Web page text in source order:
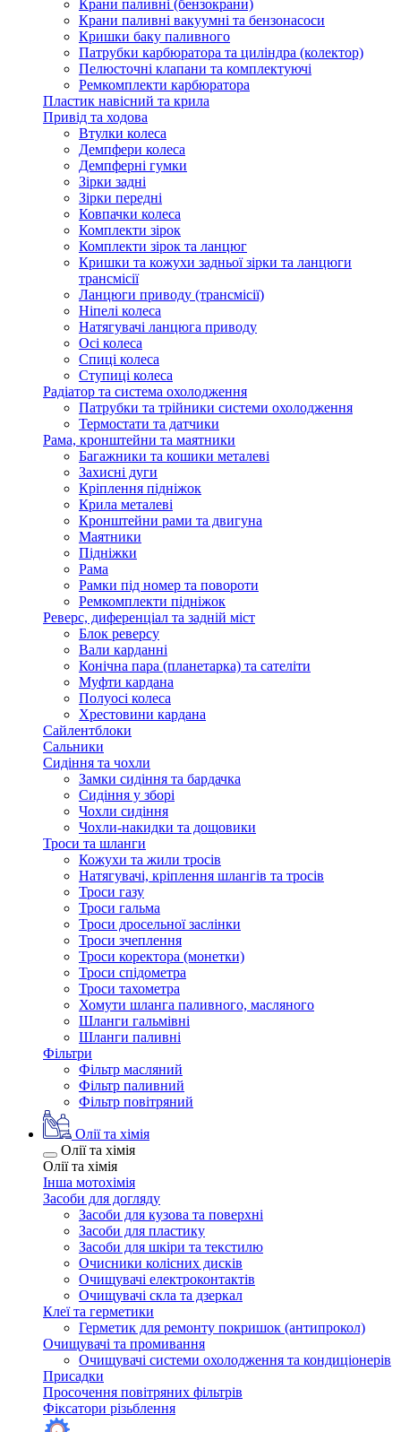
Крани паливні (бензокрани)
Крани паливні вакуумні та бензонасоси
Кришки баку паливного
Патрубки карбюратора та циліндра (колектор)
Пелюсточні клапани та комплектуючі
Ремкомплекти карбюратора
Пластик навісний та крила
Привід та ходова
Втулки колеса
Демпфери колеса
Демпферні гумки
Зірки задні
Зірки передні
Ковпачки колеса
Комплекти зірок
Комплекти зірок та ланцюг
Кришки та кожухи задньої зірки та ланцюги
трансмісії
Ланцюги приводу (трансмісії)
Ніпелі колеса
Натягувачі ланцюга приводу
Осі колеса
Спиці колеса
Ступиці колеса
Радіатор та система охолодження
Патрубки та трійники системи охолодження
Термостати та датчики
Рама, кронштейни та маятники
Багажники та кошики металеві
Захисні дуги
Кріплення підніжок
Крила металеві
Кронштейни рами та двигуна
Маятники
Підніжки
Рама
Рамки під номер та повороти
Ремкомплекти підніжок
Реверс, диференціал та задній міст
Блок реверсу
Вали карданні
Конічна пара (планетарка) та сателіти
Муфти кардана
Полуосі колеса
Хрестовини кардана
Сайлентблоки
Сальники
Сидіння та чохли
Замки сидіння та бардачка
Сидіння у зборі
Чохли сидіння
Чохли-накидки та дощовики
Троси та шланги
Кожухи та жили тросів
Натягувачі, кріплення шлангів та тросів
Троси газу
Троси гальма
Троси дросельної заслінки
Троси зчеплення
Троси коректора (монетки)
Троси спідометра
Троси тахометра
Хомути шланга паливного, масляного
Шланги гальмівні
Шланги паливні
Фільтри
Фільтр масляний
Фільтр паливний
Фільтр повітряний
Олії та хімія
Олії та хімія
Олії та хімія
Інша мотохімія
Засоби для догляду
Засоби для кузова та поверхні
Засоби для пластику
Засоби для шкіри та текстилю
Очисники колісних дисків
Очищувачі електроконтактів
Очищувачі скла та дзеркал
Клеї та герметики
Герметик для ремонту покришок (антипрокол)
Очищувачі та промивання
Очищувачі системи охолодження та кондиціонерів
Присадки
Просочення повітряних фільтрів
Фіксатори різьблення